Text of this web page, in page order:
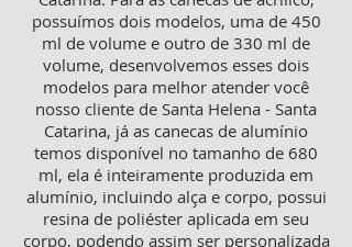
possuímos dois modelos, uma de 450
ml de volume e outro de 330 ml de
volume, desenvolvemos esses dois
modelos para melhor atender você
nosso cliente de Santa Helena - Santa
Catarina, já as canecas de alumínio
temos disponível no tamanho de 680
ml, ela é inteiramente produzida em
alumínio, incluindo alça e corpo, possui
resina de poliéster aplicada em seu
corpo, podendo assim ser personalizada